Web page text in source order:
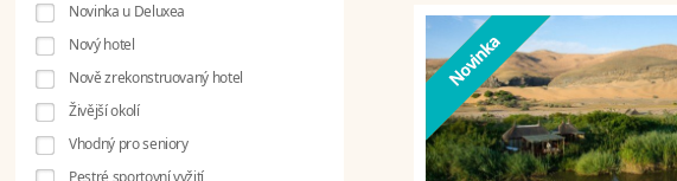
Novinka u Deluxea
Nový hotel
Nově zrekonstruovaný hotel
Živější okolí
Vhodný pro seniory